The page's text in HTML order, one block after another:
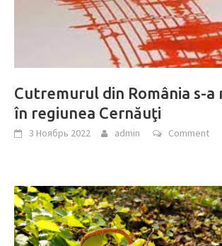
Cutremurul din România s-a
în regiunea Cernăuţi
3 Ноябрь 2022 admin Comment